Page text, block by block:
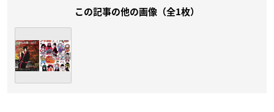
この記事の他の画像（全1枚）